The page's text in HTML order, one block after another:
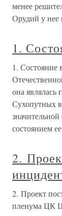
менее
Орудий у нее
1.
1. Состояние
она являлась
Сухопутных
состоянием ее
2.
2. Проект
пленума ЦК